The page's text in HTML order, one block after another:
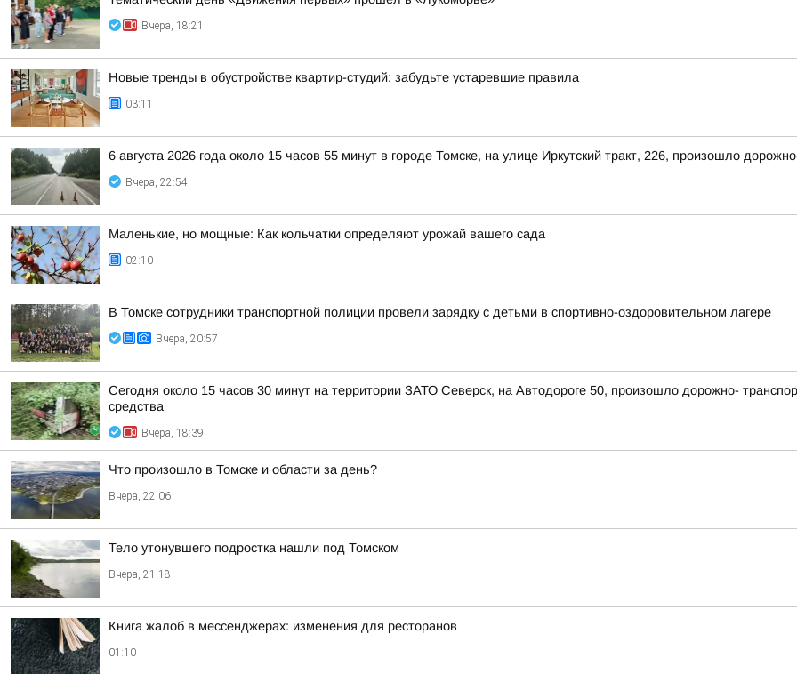
Вчера, 18:21
Новые тренды в обустройстве квартир-студий: забудьте устаревшие правила
03:11
6 августа 2026 года около 15 часов 55 минут в городе Томске, на улице Иркутский тракт, 226, произошло
Вчера, 22:54
Маленькие, но мощные: Как кольчатки определяют урожай вашего сада
02:10
В Томске сотрудники транспортной полиции провели зарядку с детьми в спортивно-оздоровительном лагере
Вчера, 20:57
Сегодня около 15 часов 30 минут на территории ЗАТО Северск, на Автодороге 50, произошло дорожно-
средства
Вчера, 18:39
Что произошло в Томске и области за день?
Вчера, 22:06
Тело утонувшего подростка нашли под Томском
Вчера, 21:18
Книга жалоб в мессенджерах: изменения для ресторанов
01:10